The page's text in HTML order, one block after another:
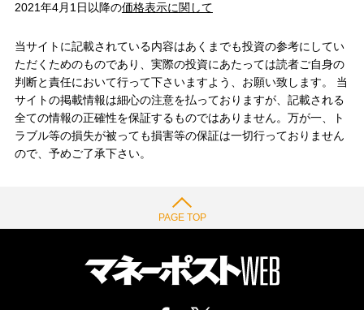
2021年4月1日以降の価格表示に関して
当サイトに記載されている内容はあくまでも投資の参考にしてい
ただくためのものであり、実際の投資にあたっては読者ご自身の
判断と責任において行って下さいますよう、お願い致します。 当
サイトの掲載情報は細心の注意を払っておりますが、記載される
全ての情報の正確性を保証するものではありません。万が一、ト
ラブル等の損失が被っても損害等の保証は一切行っておりません
ので、予めご了承下さい。
PAGE TOP